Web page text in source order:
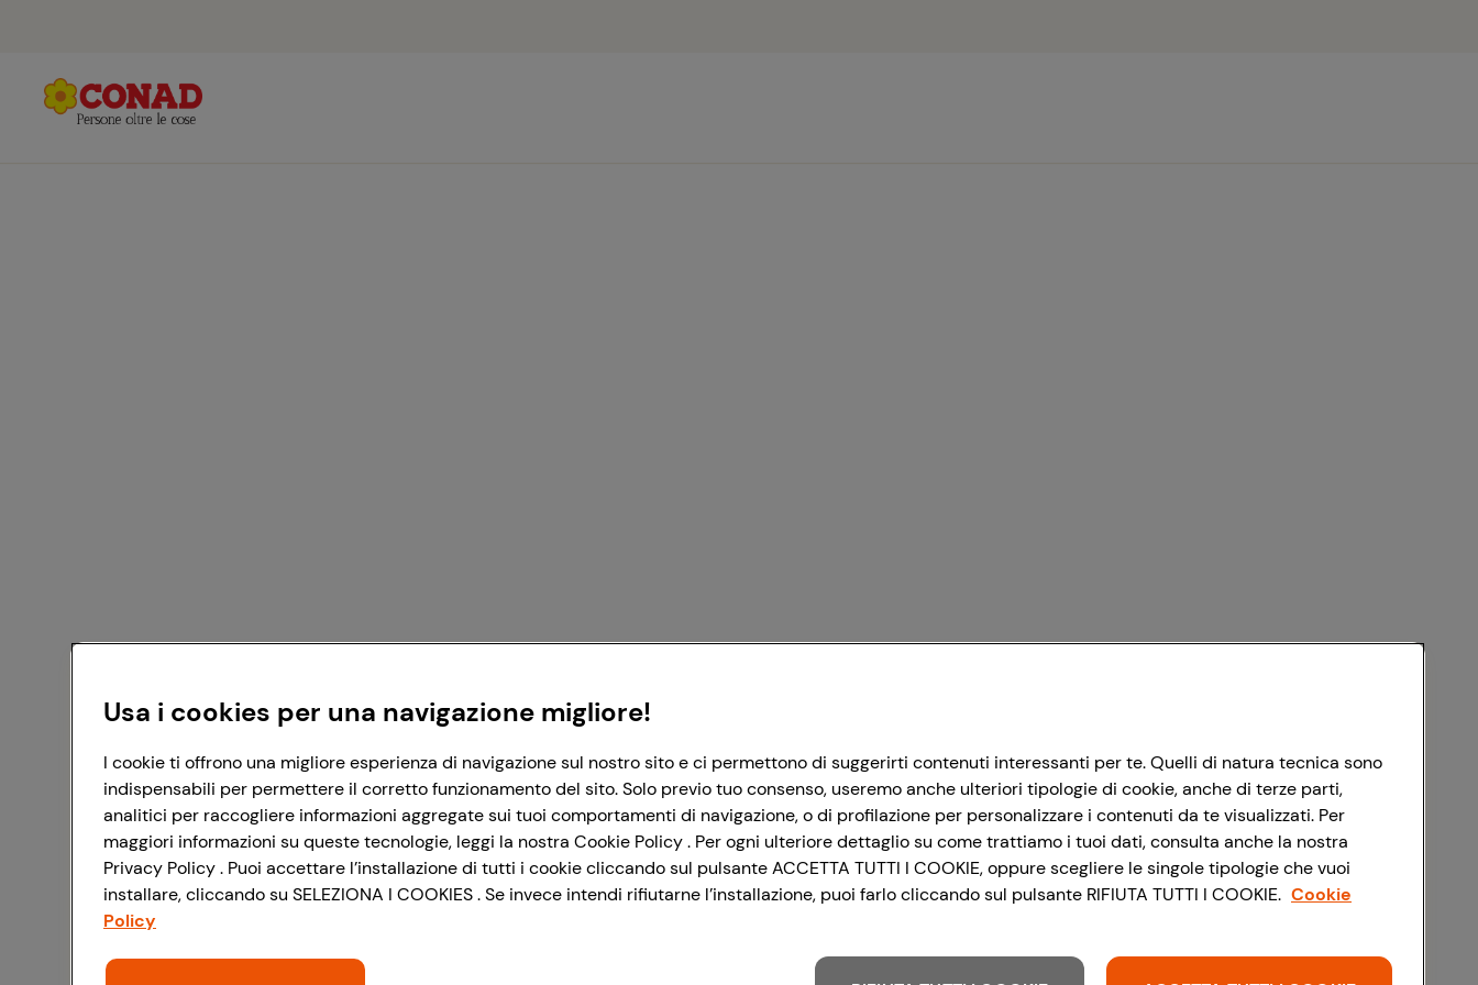
Usa i cookies per una navigazione migliore!
I cookie ti offrono una migliore esperienza di navigazione sul nostro sito e ci permettono di suggerirti contenuti interessanti per te. Quelli di natura tecnica sono
indispensabili per permettere il corretto funzionamento del sito. Solo previo tuo consenso, useremo anche ulteriori tipologie di cookie, anche di terze parti,
analitici per raccogliere informazioni aggregate sui tuoi comportamenti di navigazione, o di profilazione per personalizzare i contenuti da te visualizzati. Per
maggiori informazioni su queste tecnologie, leggi la nostra Cookie Policy . Per ogni ulteriore dettaglio su come trattiamo i tuoi dati, consulta anche la nostra
Privacy Policy . Puoi accettare l’installazione di tutti i cookie cliccando sul pulsante ACCETTA TUTTI I COOKIE, oppure scegliere le singole tipologie che vuoi
installare, cliccando su SELEZIONA I COOKIES . Se invece intendi rifiutarne l’installazione, puoi farlo cliccando sul pulsante RIFIUTA TUTTI I COOKIE. Cookie
Policy